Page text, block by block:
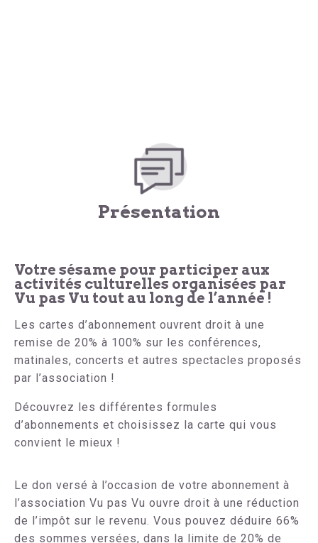
Présentation
Votre sésame pour participer aux
activités culturelles organisées par
Vu pas Vu tout au long de l’année !
Les cartes d’abonnement ouvrent droit à une
remise de 20% à 100% sur les conférences,
matinales, concerts et autres spectacles proposés
par l’association !
Découvrez les différentes formules
d’abonnements et choisissez la carte qui vous
convient le mieux !
Le don versé à l’occasion de votre abonnement à
l’association Vu pas Vu ouvre droit à une réduction
de l’impôt sur le revenu. Vous pouvez déduire 66%
des sommes versées, dans la limite de 20% de